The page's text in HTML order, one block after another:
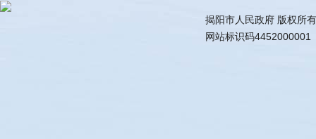
揭阳市人民政府 版权所
网站标识码